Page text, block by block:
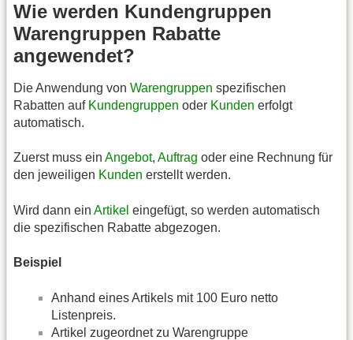
Wie werden Kundengruppen
Warengruppen Rabatte
angewendet?
Die Anwendung von Warengruppen spezifischen
Rabatten auf Kundengruppen oder Kunden erfolgt
automatisch.
Zuerst muss ein Angebot, Auftrag oder eine Rechnung für
den jeweiligen Kunden erstellt werden.
Wird dann ein Artikel eingefügt, so werden automatisch
die spezifischen Rabatte abgezogen.
Beispiel
Anhand eines Artikels mit 100 Euro netto
Listenpreis.
Artikel zugeordnet zu Warengruppe